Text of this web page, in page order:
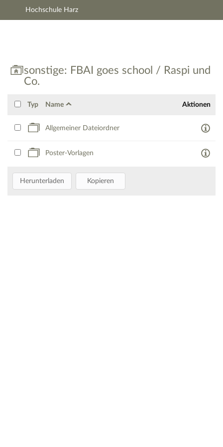
Hauptnavigation
Hochschule Harz
sonstige: FBAI goes school / Raspi und Co.
sonstige: FBAI goes school / Raspi und
Co.
Typ Name Aktionen
Allgemeiner Dateiordner
Poster-Vorlagen
Herunterladen Kopieren